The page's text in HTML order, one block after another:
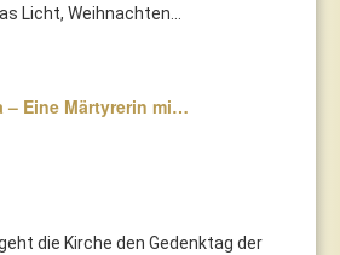
Licht, Weihnachten...
– Eine Märtyrerin mi…
die Kirche den Gedenktag der